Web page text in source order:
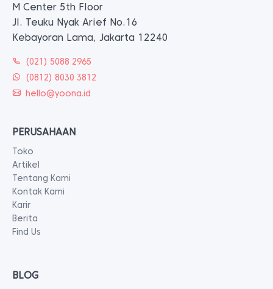
M Center 5th Floor
Jl. Teuku Nyak Arief No.16
Kebayoran Lama, Jakarta 12240
(021) 5088 2965
(0812) 8030 3812
hello@yoona.id
PERUSAHAAN
Toko
Artikel
Tentang Kami
Kontak Kami
Karir
Berita
Find Us
BLOG